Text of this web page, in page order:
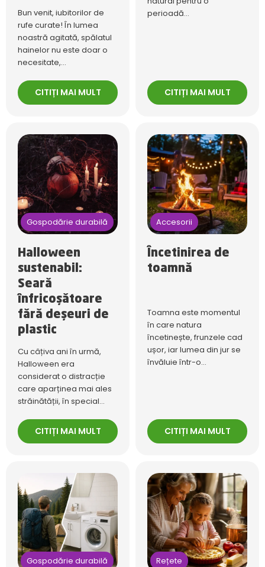
Bun venit, iubitorilor de
rufe curate! În lumea
noastră agitată, spălatul
hainelor nu este doar o
necesitate,...
CITIȚI MAI MULT
perioadă...
CITIȚI MAI MULT
Gospodărie durabilă
Halloween
sustenabil:
Seară
înfricoșătoare
fără deșeuri de
plastic
Cu câțiva ani în urmă,
Halloween era
considerat o distracție
care aparținea mai ales
străinătății, în special...
CITIȚI MAI MULT
Accesorii
Încetinirea de
toamnă
Toamna este momentul
în care natura
încetinește, frunzele cad
ușor, iar lumea din jur se
învăluie într-o...
CITIȚI MAI MULT
Gospodărie durabilă Rețete